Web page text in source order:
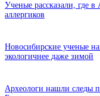
Ученые рассказали, где в
аллергиков
Новосибирские ученые
экологичнее даже зимой
Археологи нашли следы